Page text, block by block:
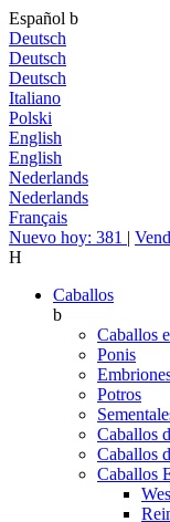
Español b
Deutsch
Deutsch
Deutsch
Italiano
Polski
English
English
Nederlands
Nederlands
Français
Nuevo hoy: 381 |
H
Caballos
b
Caballos
Ponis
Potros
Caballos
Caballos
Caballos